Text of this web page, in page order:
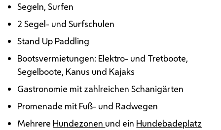
Segeln, Surfen
2 Segel- und Surfschulen
Stand Up Paddling
Bootsvermietungen: Elektro- und Tretboote,
Segelboote, Kanus und Kajaks
Gastronomie mit zahlreichen Schanigärten
Promenade mit Fuß- und Radwegen
Mehrere Hundezonen und ein Hundebadeplatz